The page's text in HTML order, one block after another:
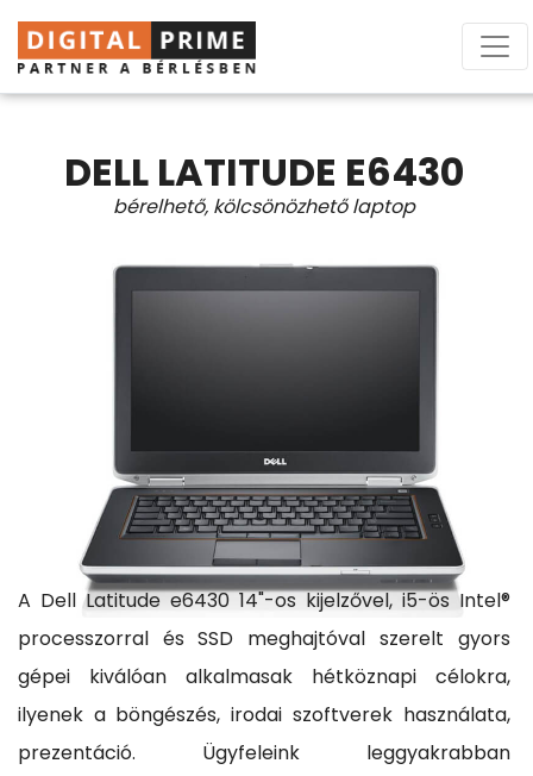
DELL LATITUDE E6430
bérelhető, kölcsönözhető laptop
A Dell Latitude e6430 14"-os kijelzővel, i5-ös Intel®
processzorral és SSD meghajtóval szerelt gyors
gépei kiválóan alkalmasak hétköznapi célokra,
ilyenek a böngészés, irodai szoftverek használata,
prezentáció. Ügyfeleink leggyakrabban